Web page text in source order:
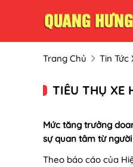
Trang Chủ Tin Tức
TIÊU THỤ XE
Mức tăng trưởng
sự quan tâm từ
Theo báo cáo của